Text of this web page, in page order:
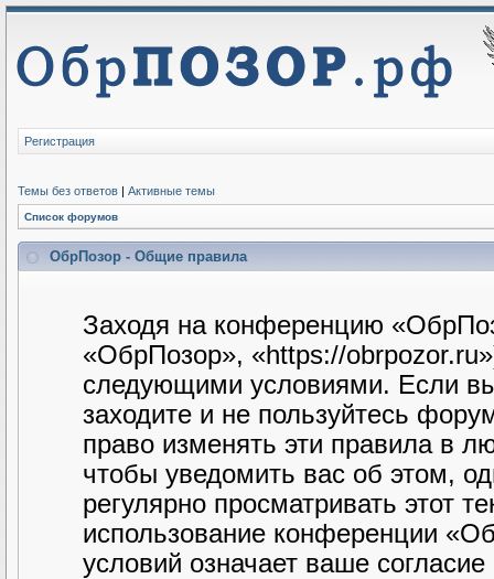
Регистрация
Темы без ответов | Активные темы
Список форумов
ОбрПозор - Общие правила
Заходя на конференцию
«ОбрПозор», «https://
следующими условиями. Если
заходите и не пользуйтесь
право изменять эти правила в
чтобы уведомить вас об этом,
регулярно просматривать этот
использование конференции
условий означает ваше